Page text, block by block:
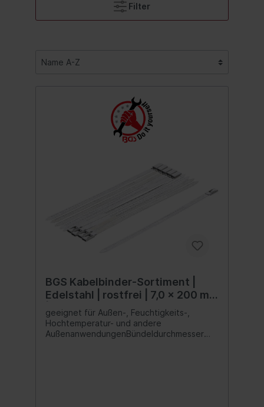
Filter
BGS Kabelbinder-Sortiment |
Edelstahl | rostfrei | 7,0 x 200 mm
| 10-tlg.
geeignet für Außen-, Feuchtigkeits-,
Hochtemperatur- und andere
AußenanwendungenBündeldurchmesser